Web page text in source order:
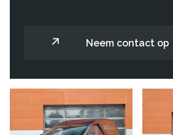
Neem contact op